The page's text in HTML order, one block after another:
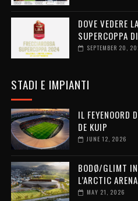
DOVE VEDERE
SUPERCOPPA
SEPTEMBER 20,
STADI E IMPIANTI
IL FEYENOORD
DE KUIP
JUNE 12, 2026
BODØ/GLIMT
L’ARCTIC ARENA
MAY 21, 2026